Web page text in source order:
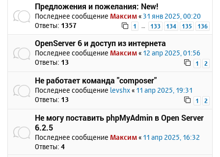
Предложения и пожелания: New!
Последнее сообщение Максим « 31 янв 2025, 00:20
Ответы: 1357 1 … 133 134 135 136
OpenServer 6 и доступ из интернета
Последнее сообщение Максим « 12 апр 2025, 01:56
Ответы: 13 1 2
Не работает команда "composer"
Последнее сообщение levshx « 11 апр 2025, 19:31
Ответы: 13 1 2
Не могу поставить phpMyAdmin в Open Server
6.2.5
Последнее сообщение Максим « 11 апр 2025, 16:32
Ответы: 4